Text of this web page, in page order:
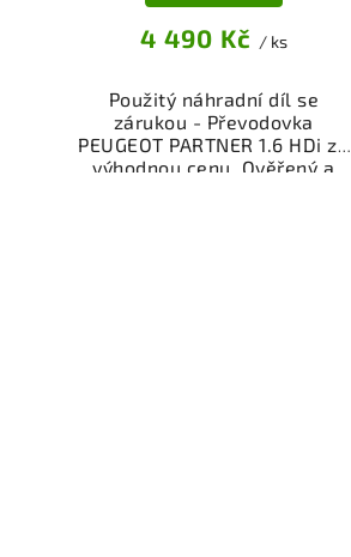
4 490 Kč / ks
Použitý náhradní díl se
zárukou - Převodovka
PEUGEOT PARTNER 1.6 HDi za
výhodnou cenu. Ověřený a